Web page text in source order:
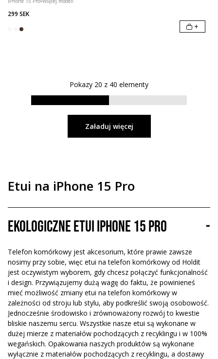
299 SEK
+
Pokazy 20 z 40 elementy
Załaduj więcej
Etui na iPhone 15 Pro
Ekologiczne etui iPhone 15 Pro -
Telefon komórkowy jest akcesorium, które prawie zawsze
nosimy przy sobie, więc etui na telefon komórkowy od Holdit
jest oczywistym wyborem, gdy chcesz połączyć funkcjonalność
i design. Przywiązujemy dużą wagę do faktu, że powinieneś
mieć możliwość zmiany etui na telefon komórkowy w
zależności od stroju lub stylu, aby podkreślić swoją osobowość.
Jednocześnie środowisko i zrównoważony rozwój to kwestie
bliskie naszemu sercu. Wszystkie nasze etui są wykonane w
dużej mierze z materiałów pochodzących z recyklingu i w 100%
wegańskich. Opakowania naszych produktów są wykonane
wyłącznie z materiałów pochodzących z recyklingu, a dostawy